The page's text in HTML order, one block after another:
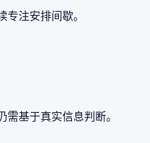
专注安排间歇。
基于真实信息判断。